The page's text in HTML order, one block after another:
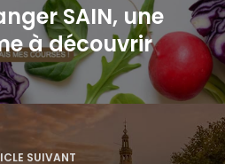
SAIN, une
à découvrir
SUIVANT